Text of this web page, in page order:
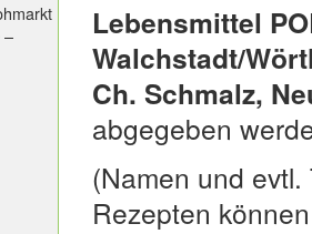
Lebensmittel
Walchstadt/
Ch. Schmalz,
abgegeben
(Namen und
Rezepten
–